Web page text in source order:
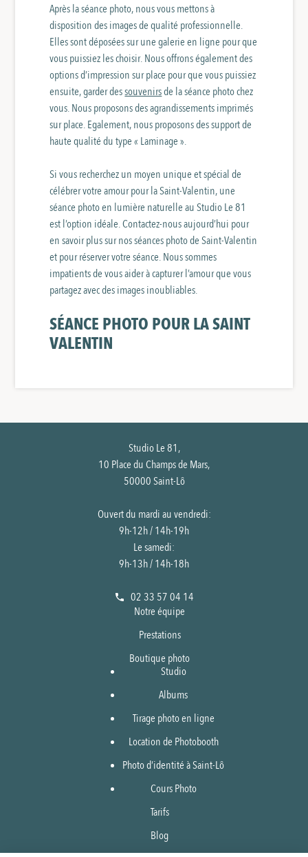
Après la séance photo, nous vous mettons à
disposition des images de qualité professionnelle.
Elles sont déposées sur une galerie en ligne pour que
vous puissiez les choisir. Nous offrons également des
options d’impression sur place pour que vous puissiez
ensuite, garder dessouvenirsde la séance photo chez
vous. Nous proposons des agrandissements imprimés
sur place. Egalement, nous proposons des support de
haute qualité du type « Laminage ».
Si vous recherchez un moyen unique et spécial de
célébrer votre amour pour la Saint-Valentin, une
séance photo en lumière naturelle au Studio Le 81
est l’option idéale. Contactez-nous aujourd’hui pour
en savoir plus sur nos séances photo de Saint-Valentin
et pour réserver votre séance. Nous sommes
impatients de vous aider à capturer l’amour que vous
partagez avec des images inoubliables.
SÉANCE PHOTO POUR LA SAINT
VALENTIN
Studio Le 81,
10 Place du Champs de Mars,
50000 Saint-Lô
Ouvert du mardi au vendredi:
9h-12h / 14h-19h
Le samedi:
9h-13h / 14h-18h
02 33 57 04 14
Notre équipe
Prestations
Boutique photo
Studio
Albums
Tirage photo en ligne
Location de Photobooth
Photo d’identité à Saint-Lô
Cours Photo
Tarifs
Blog